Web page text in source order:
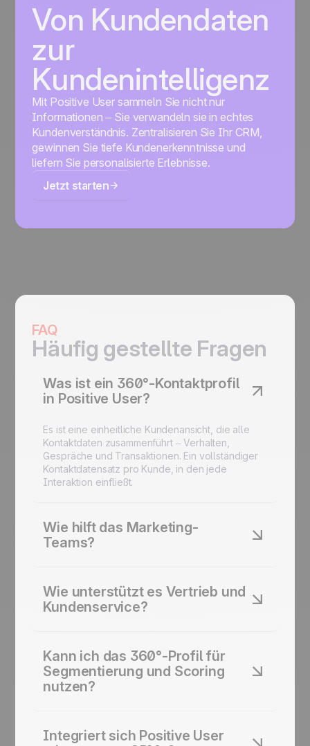
Von Kundendaten
zur
Kundenintelligenz
Mit Positive User sammeln Sie nicht nur
Informationen – Sie verwandeln sie in echtes
Kundenverständnis. Zentralisieren Sie Ihr CRM,
gewinnen Sie tiefe Kundenerkenntnisse und
liefern Sie personalisierte Erlebnisse.
Jetzt starten
FAQ
Häufig gestellte Fragen
Was ist ein 360°-Kontaktprofil
in Positive User?
Es ist eine einheitliche Kundenansicht, die alle
Kontaktdaten zusammenführt – Verhalten,
Gespräche und Transaktionen. Ein vollständiger
Kontaktdatensatz pro Kunde, in den jede
Interaktion einfließt.
Wie hilft das Marketing-
Teams?
Überblick über Engagement und
Kampagnenhistorie. Die
Kommunikationspersonalisierung verbessert sich,
Wie unterstützt es Vertrieb und
Kundenservice?
gesamte Interaktionshistorie und alle Aktivitäten
an einem Ort. Jedes Gespräch beginnt mit vollem
Kontext – Interessentendaten, Deal-Phasen und
vergangenen Kommunikationen.
Kann ich das 360°-Profil für
Segmentierung und Scoring
nutzen?
vergeben Sie Kontakt-Scores, um Ihre
Integriert sich Positive User